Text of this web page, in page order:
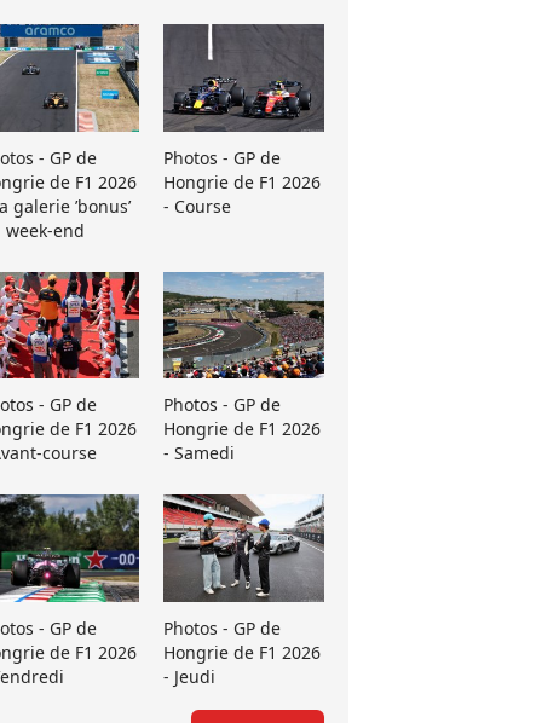
- GP de
de F1 2026
galerie ’bonus’
week-end
Photos - GP de
Hongrie de F1 2026
- Course
- GP de
de F1 2026
course
Photos - GP de
Hongrie de F1 2026
- Samedi
- GP de
de F1 2026
Photos - GP de
Hongrie de F1 2026
- Jeudi